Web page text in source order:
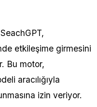
etkileşime girmesini
Bu motor,
aracılığıyla
izin veriyor.